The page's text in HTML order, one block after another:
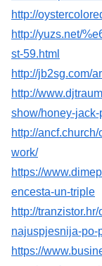
http://
http://yuzs.net/
st-59.html
http://jb2sg.com/
http://
show/honey-
http://
work/
https://
encesta-un-triple
http://
najuspjesnija-po-
https://